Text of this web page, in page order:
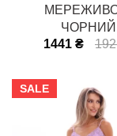
ЧОРНИЙ
1441 ₴
SALE